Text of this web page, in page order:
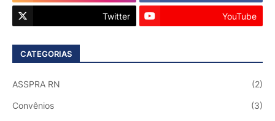
Twitter YouTube
CATEGORIAS
ASSPRA RN (2)
Convênios (3)